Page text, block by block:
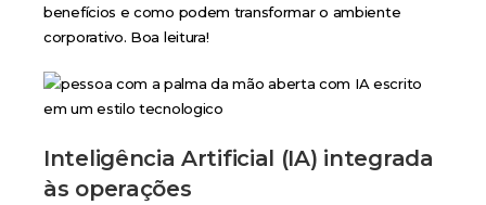
benefícios e como podem transformar o ambiente
corporativo. Boa leitura!
Inteligência Artificial (IA) integrada
às operações